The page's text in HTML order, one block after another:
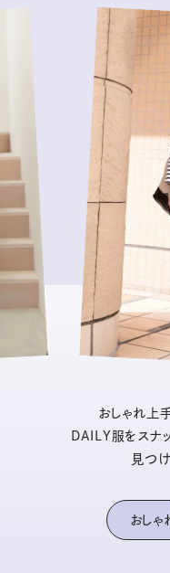
おしゃれ上
DAILY服をスナ
見つ
おし